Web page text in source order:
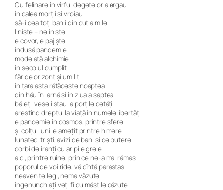
Cu felinare în vîrful degetelor alergau
în calea morții și vroiau
să-i dea toți banii din cutia milei
liniște – neliniște
e covor, e pajiște
indusă pandemie
modelată alchimie
în secolul cumplit
făr de orizont și umilit
în țara asta rătăcește noaptea
din hău în iarnă și în ziua a șaptea
băieții veseli stau la porțile cetății
arestînd dreptul la viață in numele libertății
e pandemie în cosmos, printre sfere
și colțul lunii e amețit printre himere
lunateci triști, avizi de bani și de putere
corbi deliranți cu aripile grele
aici, printre ruine, prin ce ne-a mai rămas
poporul de voi rîde, vă cîntă parastas
neavenite legi, nemaivăzute
îngenunchiați veți fi cu măștile căzute